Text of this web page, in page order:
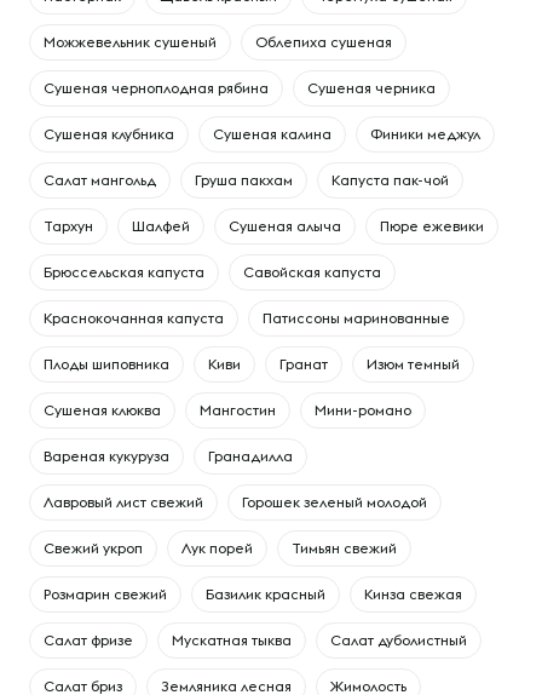
Можжевельник сушеный Облепиха сушеная
Сушеная черноплодная рябина Сушеная черника
Сушеная клубника Сушеная калина Финики меджул
Cалат мангольд Груша пакхам Капуста пак-чой
Тархун Шалфей Сушеная алыча Пюре ежевики
Брюссельская капуста Савойская капуста
Краснокочанная капуста Патиссоны маринованные
Плоды шиповника Киви Гранат Изюм темный
Сушеная клюква Мангостин Мини-романо
Вареная кукуруза Гранадилла
Лавровый лист свежий Горошек зеленый молодой
Свежий укроп Лук порей Тимьян свежий
Розмарин свежий Базилик красный Кинза свежая
Салат фризе Мускатная тыква Салат дуболистный
Салат бриз Земляника лесная Жимолость